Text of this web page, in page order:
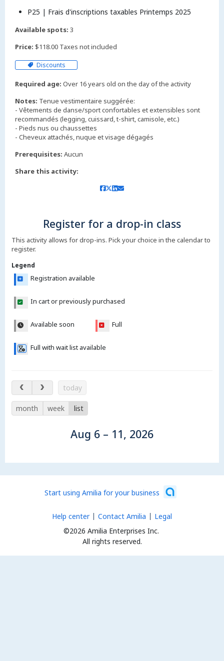
P25 | Frais d'inscriptions taxables Printemps 2025
Available spots: 3
Price: $118.00 Taxes not included
Discounts
Required age: Over 16 years old on the day of the activity
Notes: Tenue vestimentaire suggérée:
- Vêtements de danse/sport confortables et extensibles sont
recommandés (legging, cuissard, t-shirt, camisole, etc.)
- Pieds nus ou chaussettes
Prerequisites: Aucun
Share this activity:
Register for a drop-in class
This activity allows for drop-ins. Pick your choice in the calendar to
register.
Legend
Registration available
In cart or previously purchased
Available soon Full
Full with wait list available
Aug 6 – 11, 2026
today
month week list
Aug 6 – 11, 2026
Start using Amilia for your business
©2026 Amilia Enterprises Inc.
All rights reserved.
Help center Contact Amilia Legal